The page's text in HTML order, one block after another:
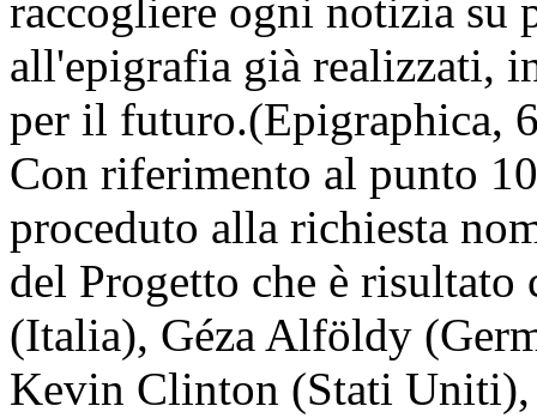
raccogliere ogni notizia su
all'epigrafia già realizzati,
per il futuro.(Epigraphica,
Con riferimento al punto
proceduto alla richiesta
del Progetto che è
(Italia), Géza Alföldy
Kevin Clinton (Stati Uniti),